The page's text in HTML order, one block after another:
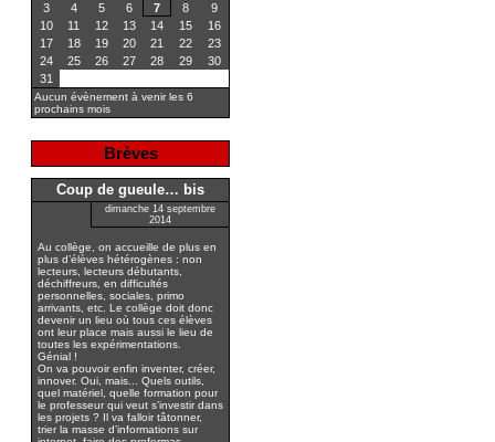
3
4 5 6 7 8
9
10
11 12 13 14 15
16
17
18 19 20 21 22
23
24
25 26 27 28 29
30
31
Aucun évènement à venir les 6
prochains mois
Brèves
Coup de gueule… bis
dimanche 14 septembre
2014
Au collège, on accueille de plus en
plus d’élèves hétérogènes : non
lecteurs, lecteurs débutants,
déchiffreurs, en difficultés
personnelles, sociales, primo
arrivants, etc. Le collège doit donc
devenir un lieu où tous ces élèves
ont leur place mais aussi le lieu de
toutes les expérimentations.
Génial !
On va pouvoir enfin inventer, créer,
innover. Oui, mais... Quels outils,
quel matériel, quelle formation pour
le professeur qui veut s’investir dans
les projets ? Il va falloir tâtonner,
trier la masse d’informations sur